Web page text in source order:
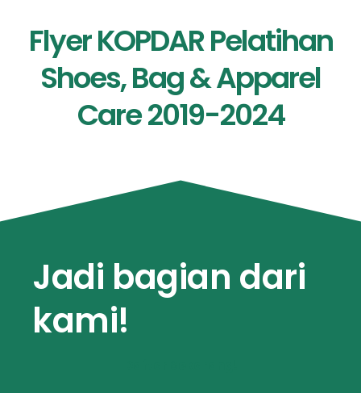
Flyer KOPDAR Pelatihan
Shoes, Bag & Apparel
Care 2019-2024
Jadi bagian dari
kami!